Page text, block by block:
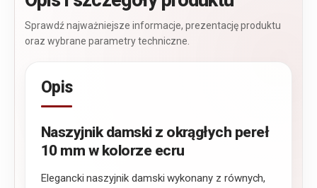
Sprawdź najważniejsze informacje, prezentację produktu
oraz wybrane parametry techniczne.
Opis
Naszyjnik damski z okrągłych pereł
10 mm w kolorze ecru
Elegancki naszyjnik damski wykonany z równych,